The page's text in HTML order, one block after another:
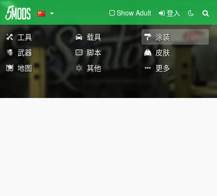
Show Adult 登入
工具 载具
涂装
武器
脚本
皮肤
地图
其他 更多